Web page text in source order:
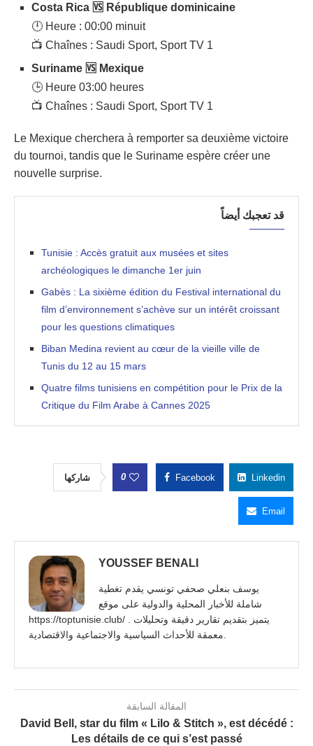
Costa Rica 🆚 République dominicaine
🕛 Heure : 00:00 minuit
📺 Chaînes : Saudi Sport, Sport TV 1
Suriname 🆚 Mexique
🕒 Heure 03:00 heures
📺 Chaînes : Saudi Sport, Sport TV 1
Le Mexique cherchera à remporter sa deuxième victoire
du tournoi, tandis que le Suriname espère créer une
nouvelle surprise.
قد تعجبك أيضاً
Tunisie : Accès gratuit aux musées et sites
archéologiques le dimanche 1er juin
Gabès : La sixième édition du Festival international du
film d’environnement s’achève sur un intérêt croissant
pour les questions climatiques
Biban Medina revient au cœur de la vieille ville de
Tunis du 12 au 15 mars
Quatre films tunisiens en compétition pour le Prix de la
Critique du Film Arabe à Cannes 2025
شاركها 0 Facebook Linkedin
Email
YOUSSEF BENALI
يوسف بنعلي صحفي تونسي يقدم تغطية
شاملة للأخبار المحلية والدولية على موقع
https://toptunisie.club/ . يتميز بتقديم تقارير دقيقة وتحليلات
المقالة السابقة
David Bell, star du film « Lilo & Stitch », est décédé :
Les détails de ce qui s’est passé